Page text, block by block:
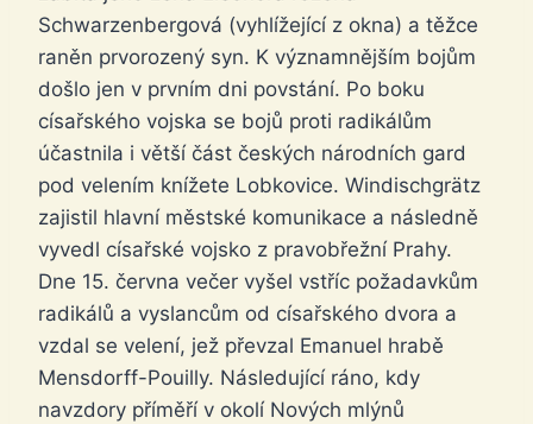
Schwarzenbergová (vyhlížející z okna) a těžce
raněn prvorozený syn. K významnějším bojům
došlo jen v prvním dni povstání. Po boku
císařského vojska se bojů proti radikálům
účastnila i větší část českých národních gard
pod velením knížete Lobkovice. Windischgrätz
zajistil hlavní městské komunikace a následně
vyvedl císařské vojsko z pravobřežní Prahy.
Dne 15. června večer vyšel vstříc požadavkům
radikálů a vyslancům od císařského dvora a
vzdal se velení, jež převzal Emanuel hrabě
Mensdorff-Pouilly. Následující ráno, kdy
navzdory příměří v okolí Nových mlýnů